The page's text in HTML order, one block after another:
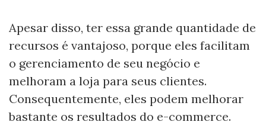
Apesar disso, ter essa grande quantidade de
recursos é vantajoso, porque eles facilitam
o gerenciamento de seu negócio e
melhoram a loja para seus clientes.
Consequentemente, eles podem melhorar
bastante os resultados do e-commerce.